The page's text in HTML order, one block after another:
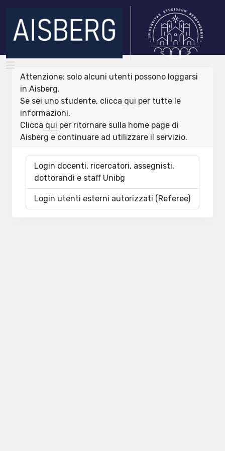
Attenzione: solo alcuni utenti possono loggarsi
in Aisberg.
Se sei uno studente, clicca qui per tutte le
informazioni.
Clicca qui per ritornare sulla home page di
Aisberg e continuare ad utilizzare il servizio.
Login docenti, ricercatori, assegnisti,
dottorandi e staff Unibg
Login utenti esterni autorizzati (Referee)